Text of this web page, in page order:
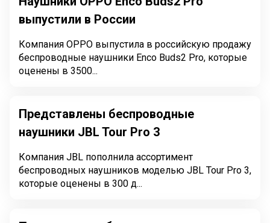
выпустили в России
Компания OPPO выпустила в российскую продажу
беспроводные наушники Enco Buds2 Pro, которые
оценены в 3500...
Представлены беспроводные
наушники JBL Tour Pro 3
Компания JBL пополнила ассортимент
беспроводных наушников моделью JBL Tour Pro 3,
которые оценены в 300 д...